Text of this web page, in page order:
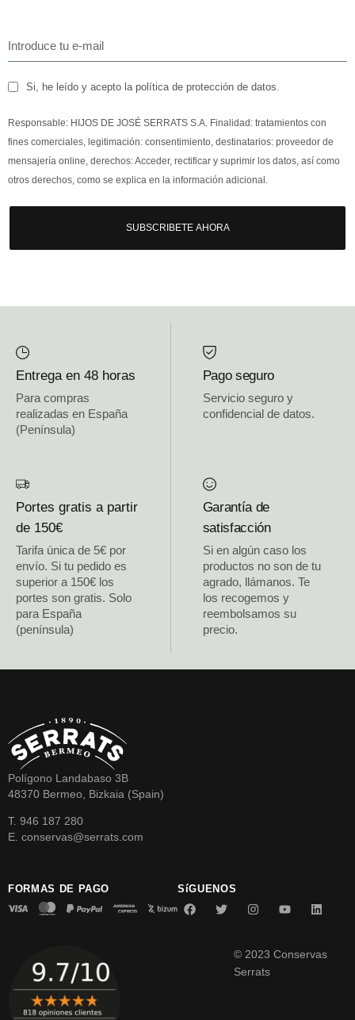
Si, he leído y acepto la política de protección de datos.
Responsable: HIJOS DE JOSÉ SERRATS S.A. Finalidad: tratamientos con
fines comerciales, legitimación: consentimiento, destinatarios: proveedor de
mensajería online, derechos: Acceder, rectificar y suprimir los datos, así como
otros derechos, como se explica en la información adicional.
SUBSCRIBETE AHORA
Entrega en 48 horas
Para compras
realizadas en España
(Península)
Pago seguro
Servicio seguro y
confidencial de datos.
Portes gratis a partir
de 150€
Tarifa única de 5€ por
envío. Si tu pedido es
superior a 150€ los
portes son gratis. Solo
para España
(península)
Garantía de
satisfacción
Si en algún caso los
productos no son de tu
agrado, llámanos. Te
los recogemos y
reembolsamos su
precio.
Polígono Landabaso 3B
48370 Bermeo, Bizkaia (Spain)
T. 946 187 280
E. conservas@serrats.com
FORMAS DE PAGO SíGUENOS
© 2023 Conservas
Serrats